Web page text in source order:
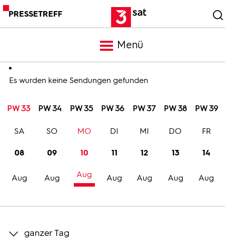
PRESSETREFF
Menü
Meldungen
Programm
Trailer
Bilder
Es wurden keine Sendungen gefunden
PW 33 PW 34 PW 35 PW 36 PW 37 PW 38 PW 39
08
Aug
SA
09
Aug
SO
10
Aug
MO
11
Aug
DI
12
Aug
MI
13
Aug
DO
14
Aug
FR
ganzer Tag